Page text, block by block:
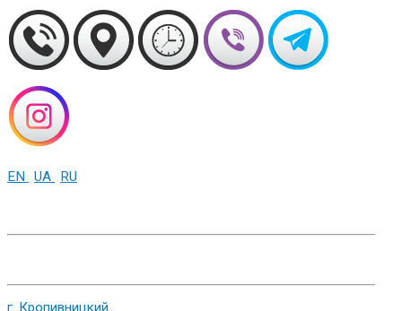
EN UA RU
г. Кропивницкий